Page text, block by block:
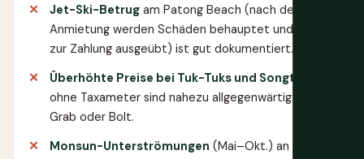
Jet-Ski-Betrug am Patong Beach (nach der
Anmietung werden Schäden behauptet und Druck
zur Zahlung ausgeübt) ist gut dokumentiert.
Überhöhte Preise bei Tuk-Tuks und Songthaews
ohne Taxameter sind nahezu allgegenwärtig. Nutze
Grab oder Bolt.
Monsun-Unterströmungen (Mai–Okt.) an der